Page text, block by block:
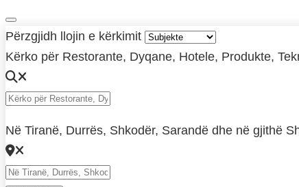
Përzgjidh llojin e kërkimit
Kërko për Restorante, Dyqane, Hotele, Produkte,
Në Tiranë, Durrës, Shkodër, Sarandë dhe në gjithë